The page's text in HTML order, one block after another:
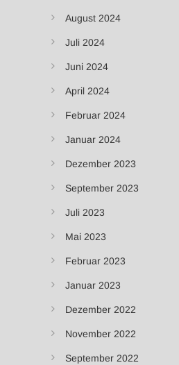
August 2024
Juli 2024
Juni 2024
April 2024
Februar 2024
Januar 2024
Dezember 2023
September 2023
Juli 2023
Mai 2023
Februar 2023
Januar 2023
Dezember 2022
November 2022
September 2022